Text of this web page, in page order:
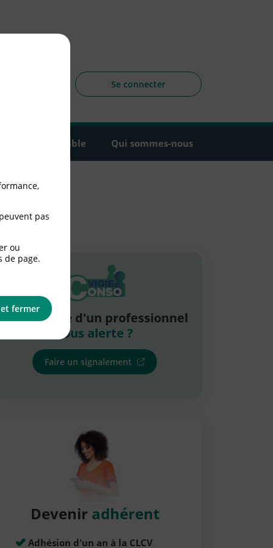
Se connecter
Agir ensemble Qui sommes-nous
La pratique d'un professionnel
vous alerte ?
Faire un signalement
Devenir adhérent
Adhésion d'un an à la CLCV
pas
ou
de page.
fermer